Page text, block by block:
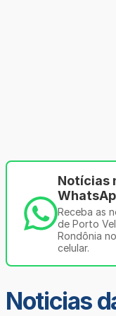
Notícias
Receba as
de Porto
Rondônia
celular.
Noticias